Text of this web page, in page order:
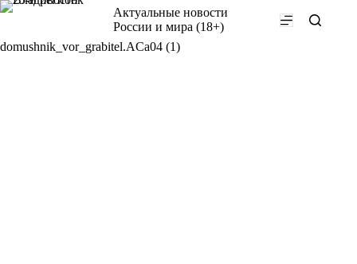
Перейти
Актуальные новости
России и мира (18+)
domushnik_vor_grabitel.ACa04 (1)